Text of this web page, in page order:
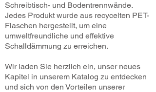
Schreibtisch- und Bodentrennwände.
Jedes Produkt wurde aus recycelten PET-
Flaschen hergestellt, um eine
umweltfreundliche und effektive
Schalldämmung zu erreichen.
Wir laden Sie herzlich ein, unser neues
Kapitel in unserem Katalog zu entdecken
und sich von den Vorteilen unserer